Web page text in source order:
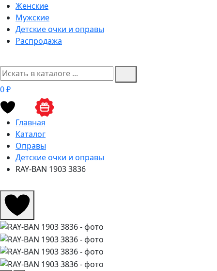
Женские
Мужские
Детские очки и оправы
Распродажа
0 ₽
Главная
Каталог
Оправы
Детские очки и оправы
RAY-BAN 1903 3836